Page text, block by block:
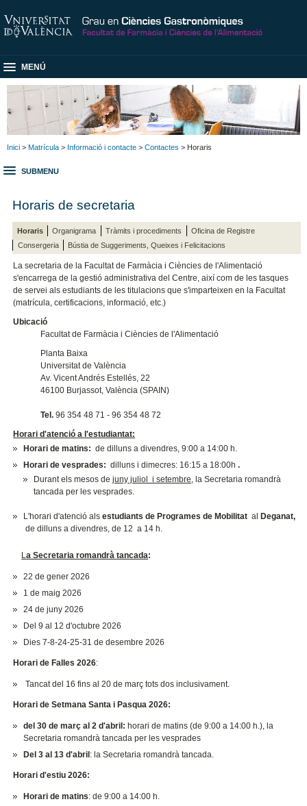
MENÚ
Inici > Matrícula > Informació i contacte > Contactes > Horaris
SUBMENU
Horaris de secretaria
Horaris Organigrama Tràmits i procediments
Oficina de Registre
Consergeria
Bústia de Suggeriments, Queixes i Felicitacions
La secretaria de la Facultat de Farmàcia i Ciències de l'Alimentació
s'encarrega de la gestió administrativa del Centre, així com de les tasques
de servei als estudiants de les titulacions que s'imparteixen en la Facultat
(matrícula, certificacions, informació, etc.)
Ubicació
Facultat de Farmàcia i Ciències de l'Alimentació
Planta Baixa
Universitat de València
Av. Vicent Andrés Estellés, 22
46100 Burjassot, València (SPAIN)
Tel. 96 354 48 71 - 96 354 48 72
Horari d'atenció a l'estudiantat:
Horari de matins: de dilluns a divendres, 9:00 a 14:00 h.
Horari de vesprades: dilluns i dimecres: 16:15 a 18:00h.
Durant els mesos dejuny juliol i setembre, la Secretaria romandrà
tancada per les vesprades.
L'horari d'atenció alsestudiants de Programes de Mobilitat al Deganat,
de dilluns a divendres, de 12 a 14 h.
La Secretaria romandrà tancada:
22 de gener 2026
1 de maig 2026
24 de juny 2026
Del 9 al 12 d'octubre 2026
Dies 7-8-24-25-31 de desembre 2026
Horari de Falles 2026:
Tancat del 16 fins al 20 de març tots dos inclusivament.
Horari de Setmana Santa i Pasqua 2026:
del 30 de març al 2 d'abril: horari de matins (de 9:00 a 14:00 h.), la
Secretaria romandrà tancada per les vesprades
Del 3 al 13 d'abril : la Secretaria romandrà tancada.
Horari d'estiu 2026:
Horari de matins: de 9:00 a 14:00 h.